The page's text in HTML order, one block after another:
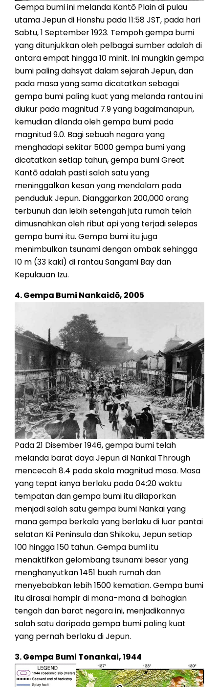
Gempa bumi ini melanda Kantō Plain di pulau
utama Jepun di Honshu pada 11:58 JST, pada hari
Sabtu, 1 September 1923. Tempoh gempa bumi
yang ditunjukkan oleh pelbagai sumber adalah di
antara empat hingga 10 minit. Ini mungkin gempa
bumi paling dahsyat dalam sejarah Jepun, dan
pada masa yang sama dicatatkan sebagai
gempa bumi paling kuat yang melanda rantau ini
diukur pada magnitud 7.9 yang bagaimanapun,
kemudian dilanda oleh gempa bumi pada
magnitud 9.0. Bagi sebuah negara yang
menghadapi sekitar 5000 gempa bumi yang
dicatatkan setiap tahun, gempa bumi Great
Kantō adalah pasti salah satu yang
meninggalkan kesan yang mendalam pada
penduduk Jepun. Dianggarkan 200,000 orang
terbunuh dan lebih setengah juta rumah telah
dimusnahkan oleh ribut api yang terjadi selepas
gempa bumi itu. Gempa bumi itu juga
menimbulkan tsunami dengan ombak sehingga
10 m (33 kaki) di rantau Sangami Bay dan
Kepulauan Izu.
4. Gempa Bumi Nankaidō, 2005
Pada 21 Disember 1946, gempa bumi telah
melanda barat daya Jepun di Nankai Through
mencecah 8.4 pada skala magnitud masa. Masa
yang tepat ianya berlaku pada 04:20 waktu
tempatan dan gempa bumi itu dilaporkan
menjadi salah satu gempa bumi Nankai yang
mana gempa berkala yang berlaku di luar pantai
selatan Kii Peninsula dan Shikoku, Jepun setiap
100 hingga 150 tahun. Gempa bumi itu
menaktifkan gelombang tsunami besar yang
menghanyutkan 1451 buah rumah dan
menyebabkan lebih 1500 kematian. Gempa bumi
itu dirasai hampir di mana-mana di bahagian
tengah dan barat negara ini, menjadikannya
salah satu daripada gempa bumi paling kuat
yang pernah berlaku di Jepun.
3. Gempa Bumi Tonankai, 1944